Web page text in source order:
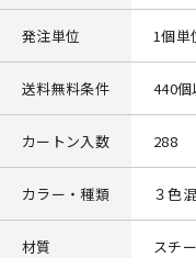
発注単位 1個単
送料無料条件 440個
カートン入数 288
カラー・種類 ３色混
材質 スチ